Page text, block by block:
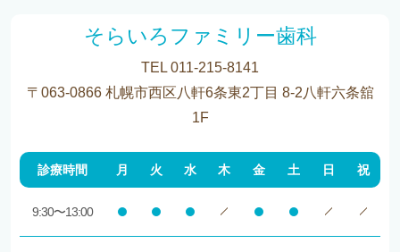
そらいろファミリー歯科
TEL 011-215-8141
〒063-0866 札幌市西区八軒6条東2丁目 8-2八軒六条舘
1F
診療時間 月 火 水 木 金 土 日 祝
9:30〜13:00